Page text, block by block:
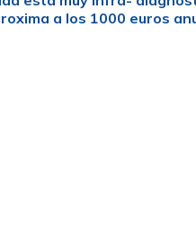
a los 1000 euros